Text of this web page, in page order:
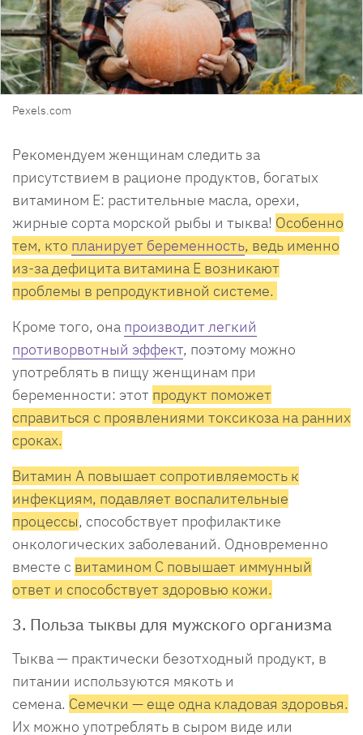
Pexels.com
Рекомендуем женщинам следить за
присутствием в рационе продуктов, богатых
витамином Е: растительные масла, орехи,
жирные сорта морской рыбы и тыква! Особенно
тем, кто планирует беременность, ведь именно
из-за дефицита витамина Е возникают
проблемы в репродуктивной системе.
Кроме того, она производит легкий
противорвотный эффект, поэтому можно
употреблять в пищу женщинам при
беременности: этот продукт поможет
справиться с проявлениями токсикоза на ранних
сроках.
Витамин А повышает сопротивляемость к
инфекциям, подавляет воспалительные
процессы, способствует профилактике
онкологических заболеваний. Одновременно
вместе с витамином С повышает иммунный
ответ и способствует здоровью кожи.
3. Польза тыквы для мужского организма
Тыква — практически безотходный продукт, в
питании используются мякоть и
семена. Семечки — еще одна кладовая здоровья.
Их можно употреблять в сыром виде или